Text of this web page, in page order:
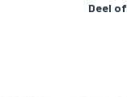
Deel